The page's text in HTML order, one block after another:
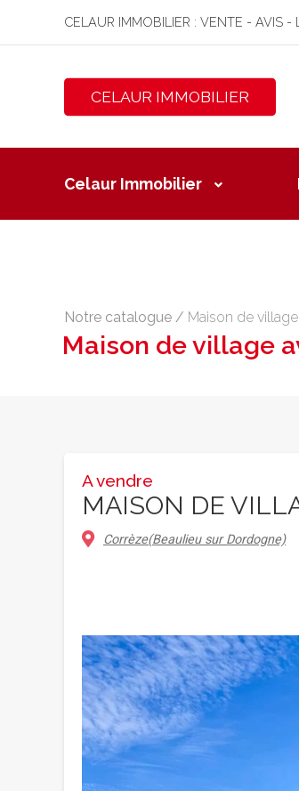
CELAUR IMMOBILIER : VENTE - AVIS
CELAUR IMMOBILIER
Celaur Immobilier
Notre catalogue / Maison de
Maison de village
A vendre
MAISON DE
Corrèze(Beaulieu sur Dordogne)